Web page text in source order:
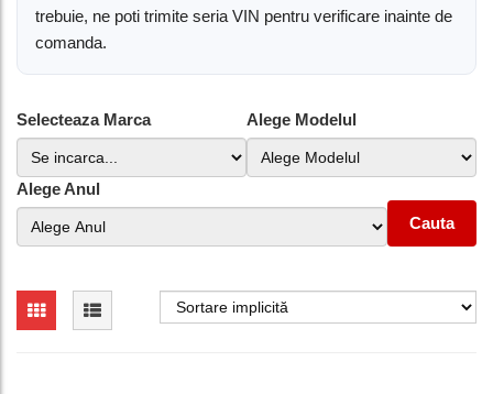
trebuie, ne poti trimite seria VIN pentru verificare inainte de
comanda.
Selecteaza Marca Alege Modelul
Alege Anul
Cauta